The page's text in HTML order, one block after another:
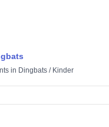
in Dingbats/ Kinder